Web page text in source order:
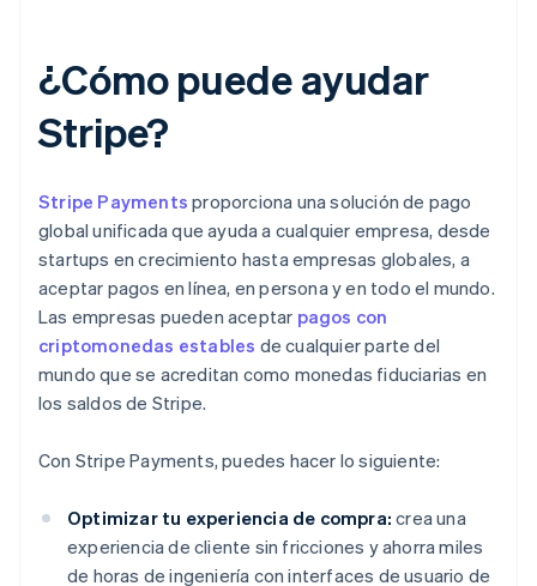
¿Cómo puede ayudar
Stripe?
Stripe Payments proporciona una solución de pago
global unificada que ayuda a cualquier empresa, desde
startups en crecimiento hasta empresas globales, a
aceptar pagos en línea, en persona y en todo el mundo.
Las empresas pueden aceptar pagos con
criptomonedas estables de cualquier parte del
mundo que se acreditan como monedas fiduciarias en
los saldos de Stripe.
Con Stripe Payments, puedes hacer lo siguiente:
Optimizar tu experiencia de compra: crea una
experiencia de cliente sin fricciones y ahorra miles
de horas de ingeniería con interfaces de usuario de